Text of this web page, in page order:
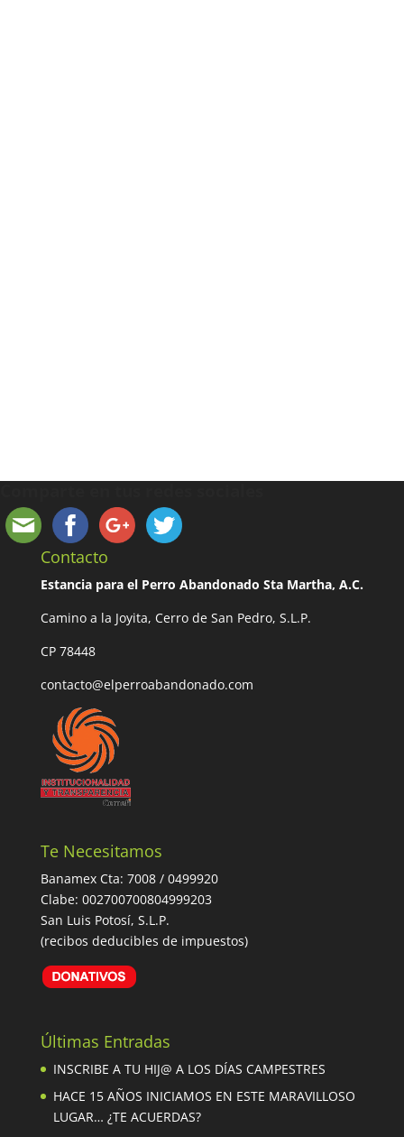
Contacto
Estancia para el Perro Abandonado Sta Martha, A.C.
Camino a la Joyita, Cerro de San Pedro, S.L.P.
CP 78448
contacto@elperroabandonado.com
Te Necesitamos
Banamex Cta: 7008 / 0499920
Clabe: 002700700804999203
San Luis Potosí, S.L.P.
(recibos deducibles de impuestos)
Últimas Entradas
INSCRIBE A TU HIJ@ A LOS DÍAS CAMPESTRES
HACE 15 AÑOS INICIAMOS EN ESTE MARAVILLOSO
LUGAR… ¿TE ACUERDAS?